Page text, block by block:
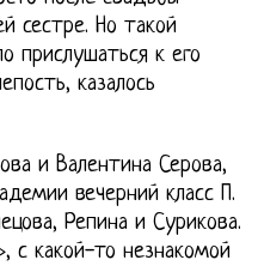
сестре. Но такой
прислушаться к его
казалось
и Валентина Серова,
вечерний класс П.
Репина и Сурикова.
с какой-то незнакомой